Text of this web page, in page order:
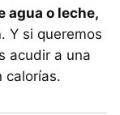
agua o leche,
. Y si queremos
acudir a una
calorías.